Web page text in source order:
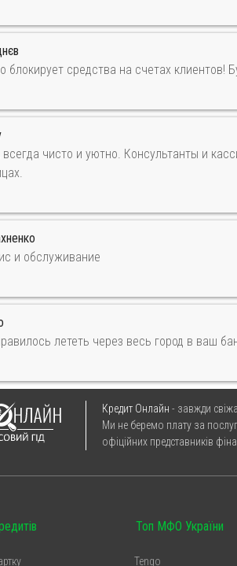
блокирует средства на счетах
чисто и уютно. Консультанты и
и обслуживание
лететь через весь город в ваш
Кредит Онлайн - завжди
Ми не беремо плату за
офіційних представників
Топ МФО України
Tengo